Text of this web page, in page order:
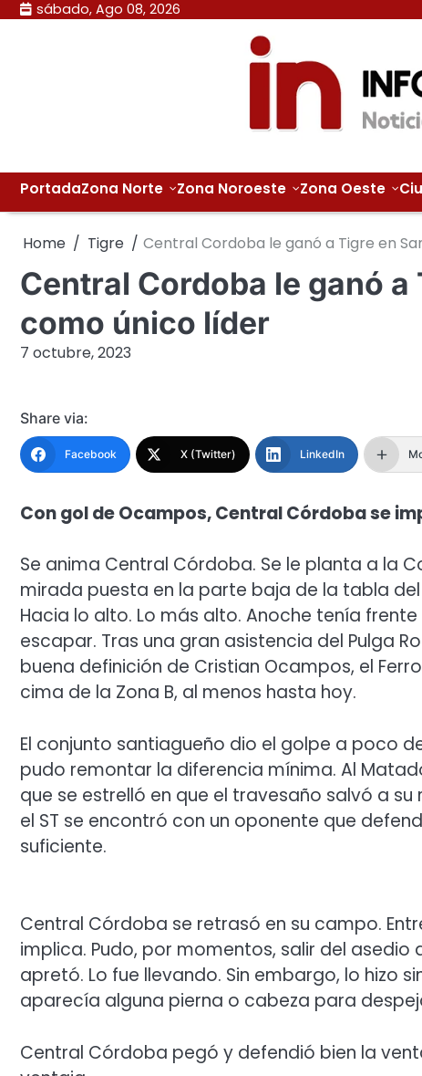
Skip sábado, Ago 08, 2026
PortadaZona Norte Zona Noroeste Zona Oeste
Home Tigre Central Cordoba le ganó a Tigre en
Central Cordoba le ganó
como único líder
7 octubre, 2023
Share via:
Facebook X (Twitter) LinkedIn
Con gol de Ocampos, Central Córdoba se
Se anima Central Córdoba. Se le planta a la
mirada puesta en la parte baja de la tabla
Hacia lo alto. Lo más alto. Anoche tenía
escapar. Tras una gran asistencia del Pulga
buena definición de Cristian Ocampos, el
cima de la Zona B, al menos hasta hoy.
El conjunto santiagueño dio el golpe a poco
pudo remontar la diferencia mínima. Al
que se estrelló en que el travesaño salvó a
el ST se encontró con un oponente que
suficiente.
Central Córdoba se retrasó en su campo.
implica. Pudo, por momentos, salir del
apretó. Lo fue llevando. Sin embargo, lo hizo
aparecía alguna pierna o cabeza para
Central Córdoba pegó y defendió bien la